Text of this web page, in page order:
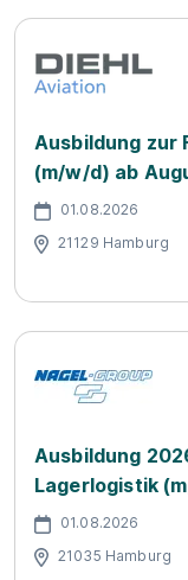
Ausbildung zur
(m/w/d) ab
01.08.2026
21129 Hamburg
Ausbildung
Lagerlogistik
01.08.2026
21035 Hamburg